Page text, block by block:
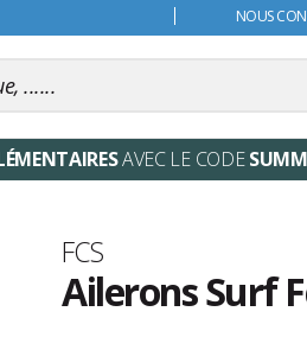
NOUS
AVEC LE CODE
Marque
FCS
Ailerons Surf